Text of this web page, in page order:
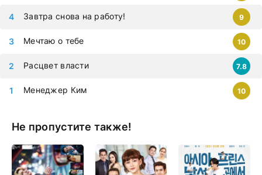
Менеджер Ким 10
Расцвет власти 7.8
Мечтаю о тебе 10
Завтра снова на работу! 9
Не пропустите также!